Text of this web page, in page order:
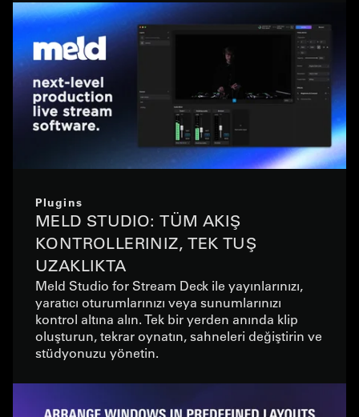
Plugins
MELD STUDIO: TÜM AKIŞ
KONTROLLERINIZ, TEK TUŞ
UZAKLIKTA
Meld Studio for Stream Deck ile yayınlarınızı,
yaratıcı oturumlarınızı veya sunumlarınızı
kontrol altına alın. Tek bir yerden anında klip
oluşturun, tekrar oynatın, sahneleri değiştirin ve
stüdyonuzu yönetin.